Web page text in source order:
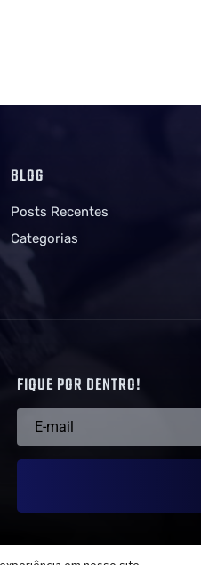
BLOG
Posts Recentes
Categorias
FIQUE POR DENTRO!